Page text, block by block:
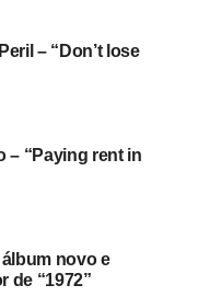
– “Don’t lose
– “Paying rent in
novo e
de “1972”